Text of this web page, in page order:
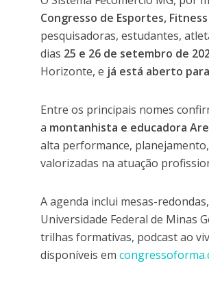
Congresso de Esportes,
pesquisadoras, estudantes,
dias 25 e 26 de setembro de
Horizonte, e já está aberto
Entre os principais nomes
a montanhista e educadora
alta performance,
valorizadas na atuação
A agenda inclui mesas-
Universidade Federal de Minas
trilhas formativas, podcast ao
disponíveis em